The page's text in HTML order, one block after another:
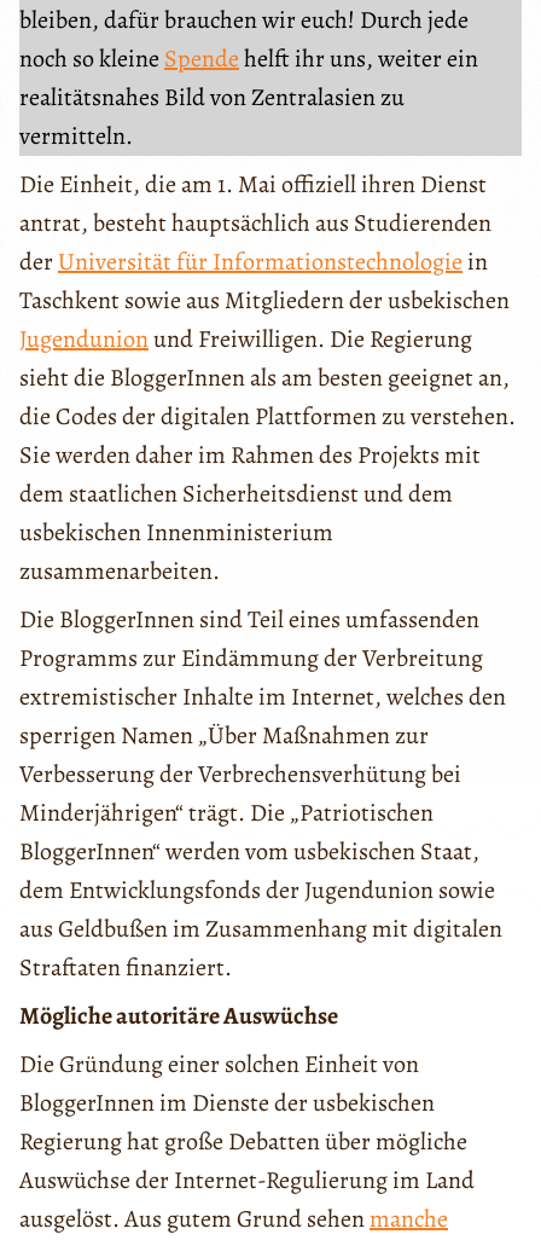
bleiben, dafür brauchen wir euch! Durch jede
noch so kleine Spendehelft ihr uns, weiter ein
realitätsnahes Bild von Zentralasien zu
vermitteln.
Die Einheit, die am 1. Mai offiziell ihren Dienst
antrat, besteht hauptsächlich aus Studierenden
derUniversität für Informationstechnologie in
Taschkent sowie aus Mitgliedern der usbekischen
Jugendunionund Freiwilligen. Die Regierung
sieht die BloggerInnen als am besten geeignet an,
die Codes der digitalen Plattformen zu verstehen.
Sie werden daher im Rahmen des Projekts mit
dem staatlichen Sicherheitsdienst und dem
usbekischen Innenministerium
zusammenarbeiten.
Die BloggerInnen sind Teil eines umfassenden
Programms zur Eindämmung der Verbreitung
extremistischer Inhalte im Internet, welches den
sperrigen Namen „Über Maßnahmen zur
Verbesserung der Verbrechensverhütung bei
Minderjährigen“ trägt. Die „Patriotischen
BloggerInnen“ werden vom usbekischen Staat,
dem Entwicklungsfonds der Jugendunion sowie
aus Geldbußen im Zusammenhang mit digitalen
Straftaten finanziert.
Mögliche autoritäre Auswüchse
Die Gründung einer solchen Einheit von
BloggerInnen im Dienste der usbekischen
Regierung hat große Debatten über mögliche
Auswüchse der Internet-Regulierung im Land
ausgelöst. Aus gutem Grund sehenmanche